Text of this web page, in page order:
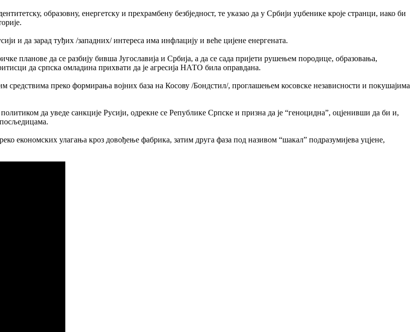
образовну, енергетску и прехрамбену безбједност, те указао да у Србији уџбенике кроје странци, иако би
и да зарад туђих /западних/ интереса има инфлацију и веће цијене енергената.
планове да се разбију бивша Југославија и Србија, а да се сада пријети рушењем породице, образовања,
да српска омладина прихвати да је агресија НАТО била оправдана.
средствима преко формирања војних база на Косову /Бондстил/, проглашењем косовске независности и покушајима
да уведе санкције Русији, одрекне се Републике Српске и призна да је “геноцидна”, оцјенивши да би и,
економских улагања кроз довођење фабрика, затим друга фаза под називом “шакал” подразумијева уцјене,